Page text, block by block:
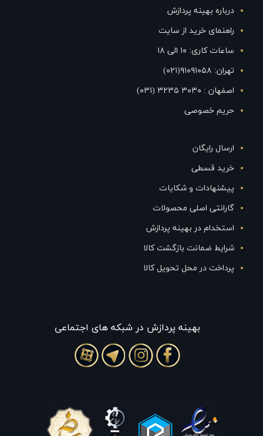
درباره بهینه پردازش
راهنمای خرید از سایت
ساعات کاری: ۱۰ الی ۱۸
تهران: ۹۱۰۹۱۰۵۸(۰۲۱)
اصفهان : ۳۰۳۰ ۳۲۳۵ (۰۳۱)
حریم خصوصی
ارسال رایگان
خرید قسطی
پیشنهادات و شکایات
گارانتی اصلی محصولات
استخدام در بهینه پردازش
شرایط ضمانت بازگشت کالا
پرداخت در محل تحویل کالا
بهينه پردازش در شبکه های اجتماعی